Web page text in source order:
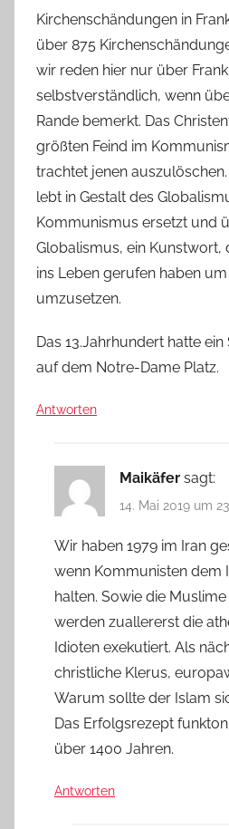
Kirchenschändungen in
über 875
wir reden hier nur über
selbstverständlich, wenn
Rande bemerkt. Das
größten Feind im
trachtet jenen
lebt in Gestalt des
Kommunismus ersetzt und
Globalismus, ein Kunstwort,
ins Leben gerufen haben
umzusetzen.
Das 13.Jahrhundert hatte
auf dem Notre-Dame Platz.
Antworten
Maikäfer sagt:
14. Mai 2019 um
Wir haben 1979 im Iran
wenn Kommunisten dem
halten. Sowie die
werden zuallererst die
Idioten exekutiert. Als
christliche Klerus,
Warum sollte der Islam
Das Erfolgsrezept
über 1400 Jahren.
Antworten